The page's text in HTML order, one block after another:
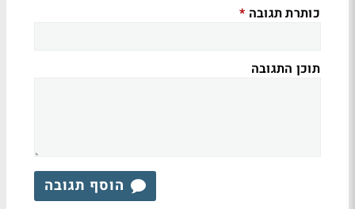
כותרת תגובה *
תוכן התגובה
הוסף תגובה